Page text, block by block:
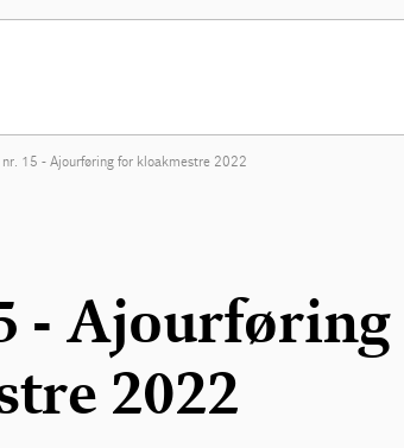
nr. 15 - Ajourføring for kloakmestre 2022
- Ajourføring
2022